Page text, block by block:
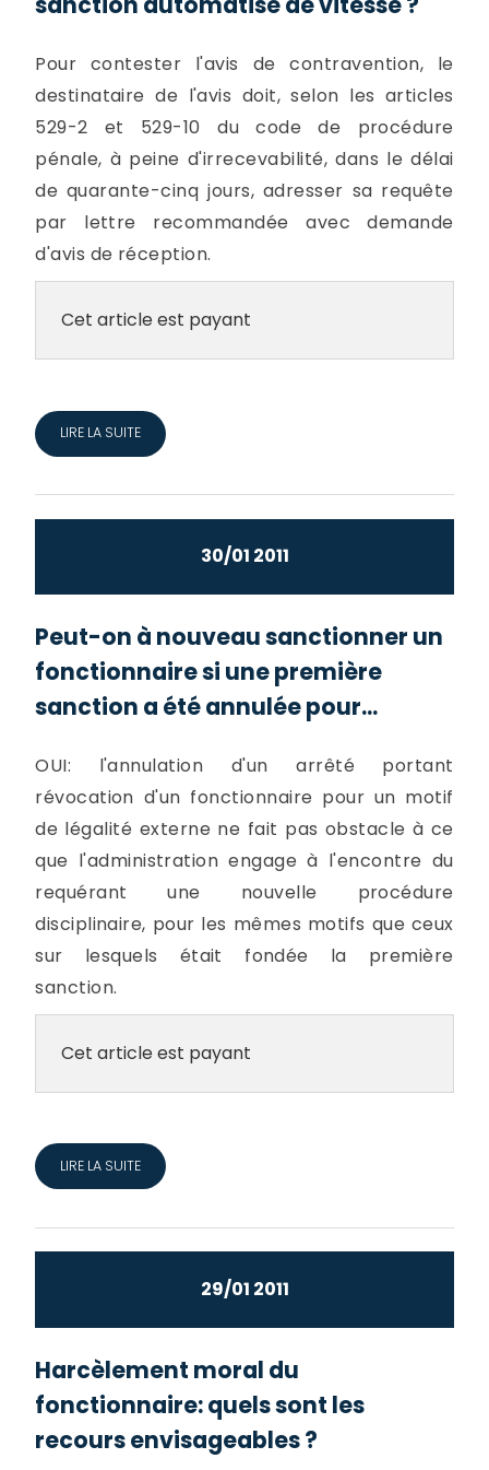
Pour contester l'avis de contravention, le
destinataire de l'avis doit, selon les articles
529-2 et 529-10 du code de procédure
pénale, à peine d'irrecevabilité, dans le délai
de quarante-cinq jours, adresser sa requête
par lettre recommandée avec demande
d'avis de réception.
Cet article est payant
LIRE LA SUITE
30/01 2011
Peut-on à nouveau sanctionner un
fonctionnaire si une première
sanction a été annulée pour...
OUI: l'annulation d'un arrêté portant
révocation d'un fonctionnaire pour un motif
de légalité externe ne fait pas obstacle à ce
que l'administration engage à l'encontre du
requérant une nouvelle procédure
disciplinaire, pour les mêmes motifs que ceux
sur lesquels était fondée la première
sanction.
Cet article est payant
LIRE LA SUITE
29/01 2011
Harcèlement moral du
fonctionnaire: quels sont les
recours envisageables ?